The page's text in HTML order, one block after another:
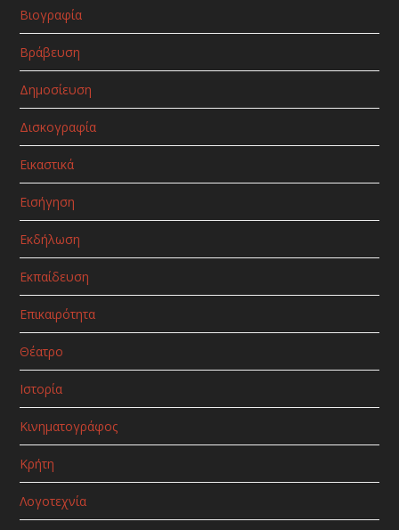
Βιογραφία
Βράβευση
Δημοσίευση
Δισκογραφία
Εικαστικά
Εισήγηση
Εκδήλωση
Εκπαίδευση
Επικαιρότητα
Θέατρο
Ιστορία
Κινηματογράφος
Κρήτη
Λογοτεχνία